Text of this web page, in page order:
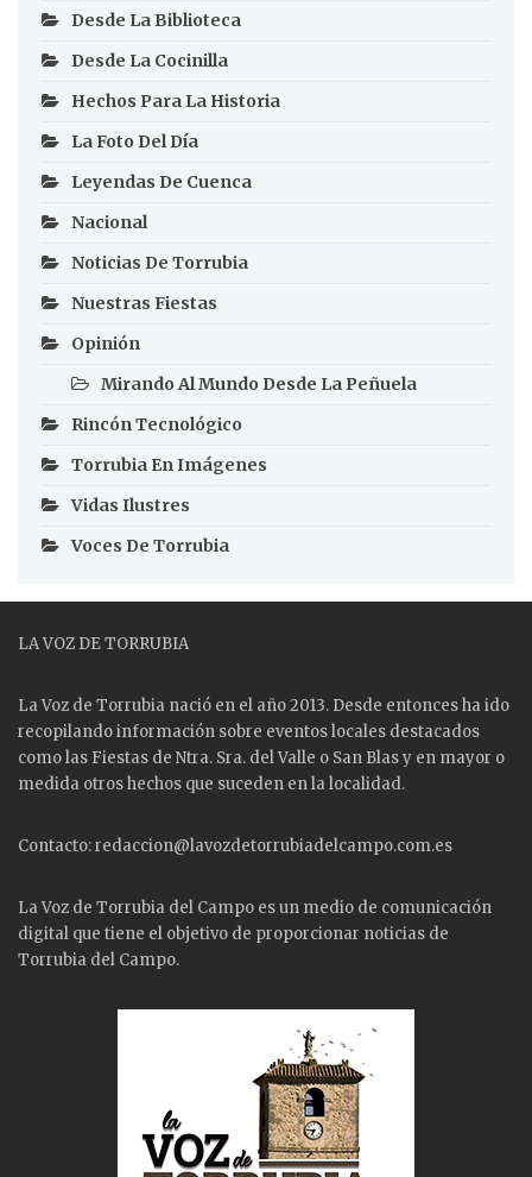
Desde La Biblioteca
Desde La Cocinilla
Hechos Para La Historia
La Foto Del Día
Leyendas De Cuenca
Nacional
Noticias De Torrubia
Nuestras Fiestas
Opinión
Mirando Al Mundo Desde La Peñuela
Rincón Tecnológico
Torrubia En Imágenes
Vidas Ilustres
Voces De Torrubia
LA VOZ DE TORRUBIA
La Voz de Torrubia nació en el año 2013. Desde entonces ha ido
recopilando información sobre eventos locales destacados
como las Fiestas de Ntra. Sra. del Valle o San Blas y en mayor o
medida otros hechos que suceden en la localidad.
Contacto: redaccion@lavozdetorrubiadelcampo.com.es
La Voz de Torrubia del Campo es un medio de comunicación
digital que tiene el objetivo de proporcionar noticias de
Torrubia del Campo.